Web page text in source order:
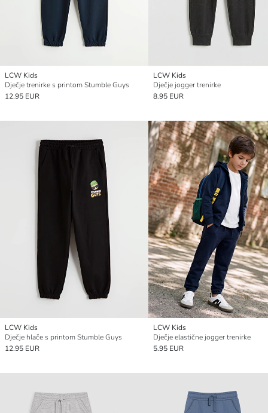
LCW Kids
Dječje trenirke s printom Stumble Guys
12.95 EUR
LCW Kids
Dječje jogger trenirke
8.95 EUR
LCW Kids
Dječje hlače s printom Stumble Guys
12.95 EUR
LCW Kids
Dječje elastične jogger trenirke
5.95 EUR